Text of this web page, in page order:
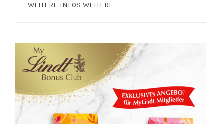
WEITERE INFOS WEITERE